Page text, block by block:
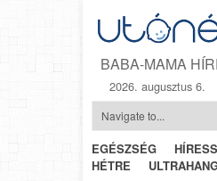
BABA-MAMA
2026. augusztus 6.
EGÉSZSÉG
HÉTRE